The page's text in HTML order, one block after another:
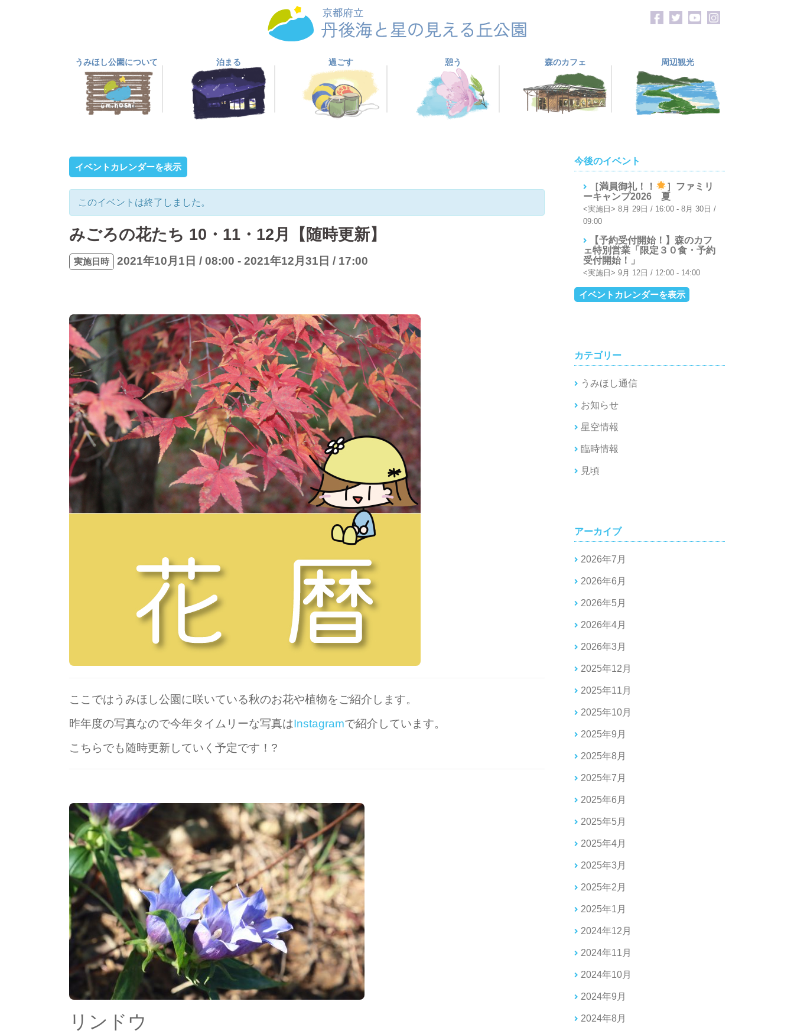
うみほし公園について 泊まる 過ごす 憩う 森のカフェ 周辺観光
イベントカレンダーを表示
このイベントは終了しました。
みごろの花たち 10・11・12月【随時更新】
実施日時 2021年10月1日 / 08:00 - 2021年12月31日 / 17:00
ここではうみほし公園に咲いている秋のお花や植物をご紹介します。
昨年度の写真なので今年タイムリーな写真はInstagramで紹介しています。
こちらでも随時更新していく予定です！?
リンドウ
今後のイベント
［満員御礼！！
］ファミリ
ーキャンプ2026 夏
8月 29日 / 16:00 - 8月 30日 /
09:00
【予約受付開始！】森のカフ
ェ特別営業「限定３０食・予約
受付開始！」
9月 12日 / 12:00 - 14:00
イベントカレンダーを表示
カテゴリー
うみほし通信
お知らせ
星空情報
臨時情報
見頃
アーカイブ
2026年7月
2026年6月
2026年5月
2026年4月
2026年3月
2025年12月
2025年11月
2025年10月
2025年9月
2025年8月
2025年7月
2025年6月
2025年5月
2025年4月
2025年3月
2025年2月
2025年1月
2024年12月
2024年11月
2024年10月
2024年9月
2024年8月